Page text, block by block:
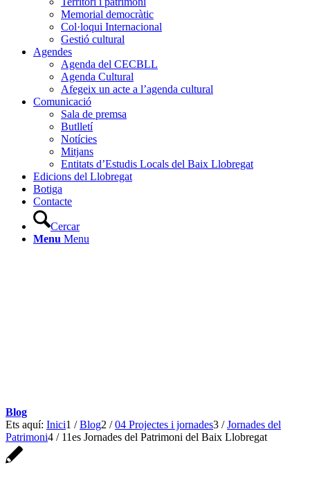
Memorial democràtic
Col·loqui Internacional
Gestió cultural
Agendes
Agenda del CECBLL
Agenda Cultural
Afegeix un acte a l’agenda cultural
Comunicació
Sala de premsa
Butlletí
Notícies
Mitjans
Entitats d’Estudis Locals del Baix Llobregat
Edicions del Llobregat
Botiga
Contacte
Cercar
Menu Menu
Blog
Ets aquí: Inici1 / Blog2 / 04 Projectes i jornades3 / Jornades del
Patrimoni4 / 11es Jornades del Patrimoni del Baix Llobregat